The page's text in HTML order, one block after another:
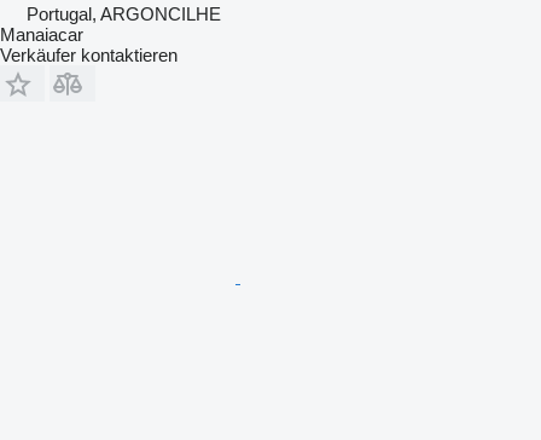
Portugal, ARGONCILHE
Manaiacar
Verkäufer kontaktieren